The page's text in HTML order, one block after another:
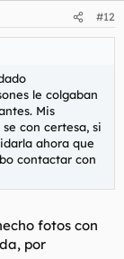
#12
le colgaban
Mis
con certesa, si
ahora que
contactar con
fotos con
por